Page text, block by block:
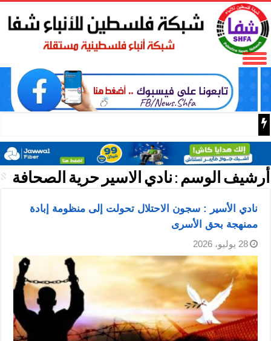
الخارجية الصينية: يجب أن تظل الدروس المستفادة من
أرشيف الوسم : نادي الاسير حرية الصحافة
نادي الأسير : سجون الاحتلال تحولت إلى منظومة إبادة
ممنهجة بحق الأسرى
28 يوليو، 2026